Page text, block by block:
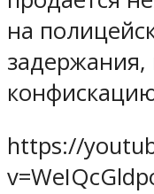
на
https://